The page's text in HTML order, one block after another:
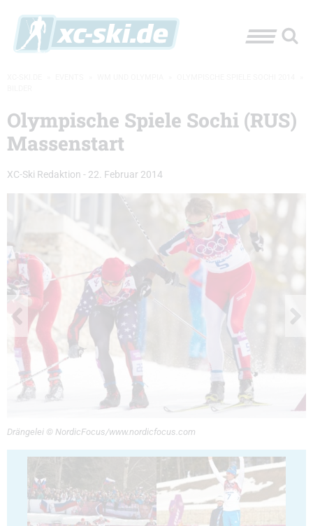
Olympische Spiele Sochi (RUS)
Massenstart
XC-Ski Redaktion - 22. Februar 2014
Drängelei © NordicFocus/www.nordicfocus.com